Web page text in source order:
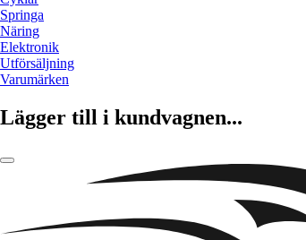
Springa
Näring
Elektronik
Utförsäljning
Varumärken
Lägger till i kundvagnen...